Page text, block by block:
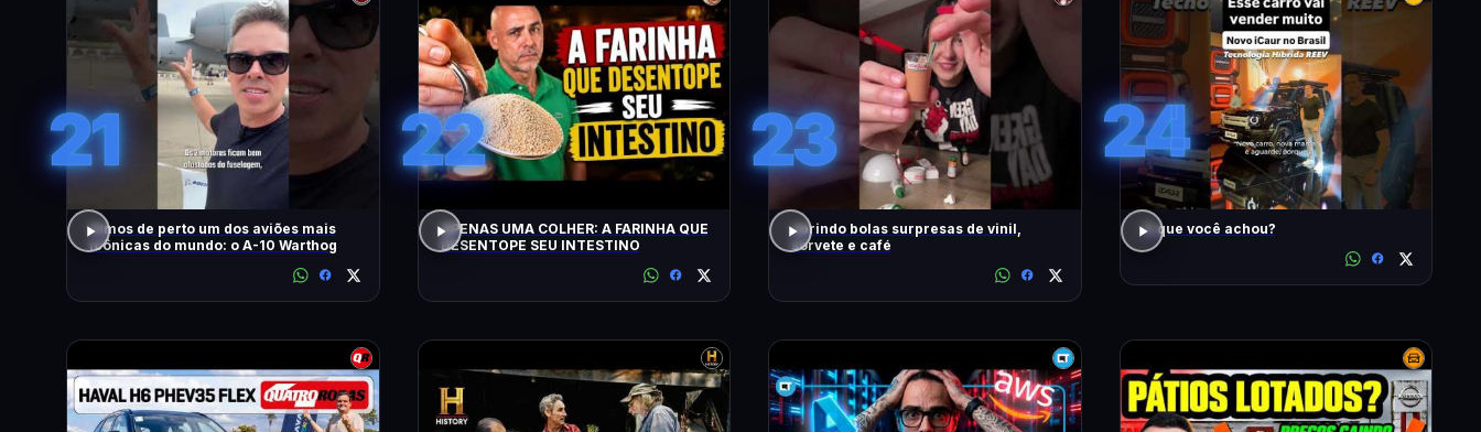
21
Vimos de perto um dos aviões mais
icônicas do mundo: o A-10 Warthog
22
APENAS UMA COLHER: A FARINHA QUE
DESENTOPE SEU INTESTINO
23
abrindo bolas surpresas de vinil,
sorvete e café
24
O que você achou?